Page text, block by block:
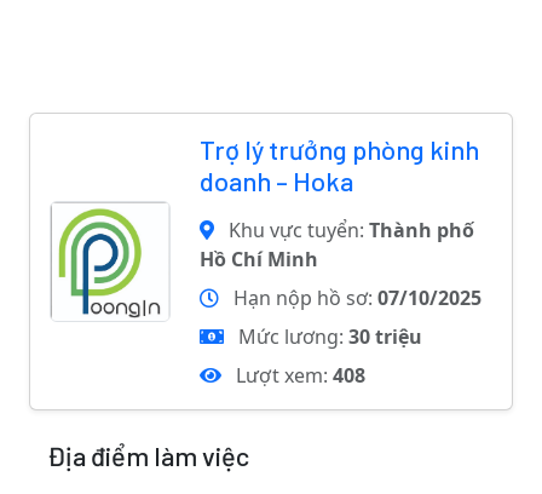
Trợ lý trưởng phòng kinh
doanh – Hoka
Khu vực tuyển: Thành phố
Hồ Chí Minh
Hạn nộp hồ sơ: 07/10/2025
Mức lương: 30 triệu
Lượt xem: 408
Địa điểm làm việc